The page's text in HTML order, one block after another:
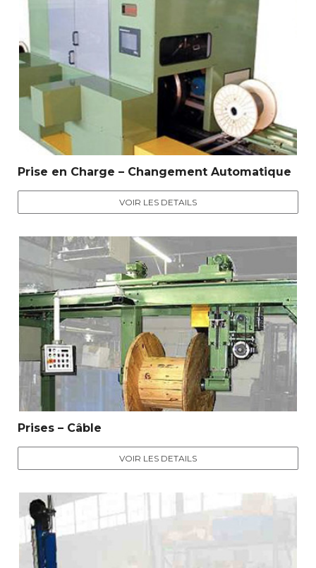
Prise en Charge – Changement Automatique
VOIR LES DETAILS
Prises – Câble
VOIR LES DETAILS